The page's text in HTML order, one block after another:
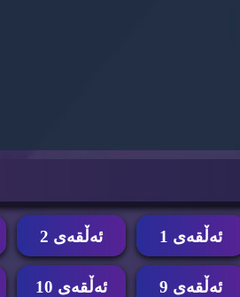
ئه‌ڵقه‌ی 1 ئه‌ڵقه‌ی 2
ئه‌ڵقه‌ی 9 ئه‌ڵقه‌ی 10